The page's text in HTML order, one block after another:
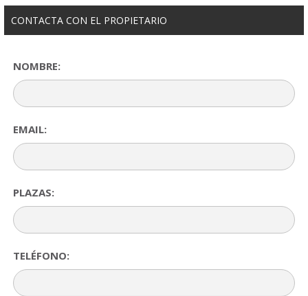
CONTACTA CON EL PROPIETARIO
NOMBRE:
EMAIL:
PLAZAS:
TELÉFONO: